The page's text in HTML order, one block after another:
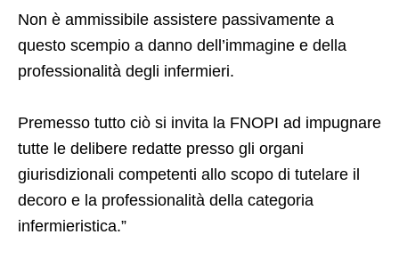
Non è ammissibile assistere passivamente a
questo scempio a danno dell’immagine e della
professionalità degli infermieri.
Premesso tutto ciò si invita la FNOPI ad impugnare
tutte le delibere redatte presso gli organi
giurisdizionali competenti allo scopo di tutelare il
decoro e la professionalità della categoria
infermieristica.”